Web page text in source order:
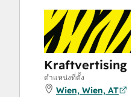
Kraftvertising
ตำแหน่งที่ตั้ง
Wien, Wien, AT